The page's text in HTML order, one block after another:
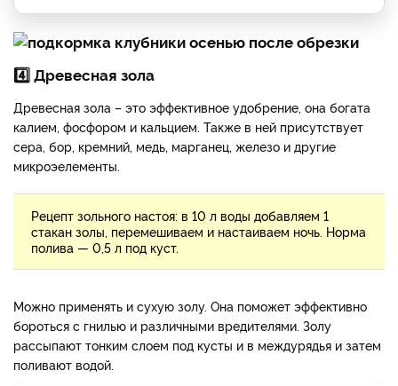
4️⃣ Древесная зола
Древесная зола – это эффективное удобрение, она богата
калием, фосфором и кальцием. Также в ней присутствует
сера, бор, кремний, медь, марганец, железо и другие
микроэелементы.
Рецепт зольного настоя: в 10 л воды добавляем 1
стакан золы, перемешиваем и настаиваем ночь. Норма
полива — 0,5 л под куст.
Можно применять и сухую золу. Она поможет эффективно
бороться с гнилью и различными вредителями. Золу
рассыпают тонким слоем под кусты и в междурядья и затем
поливают водой.